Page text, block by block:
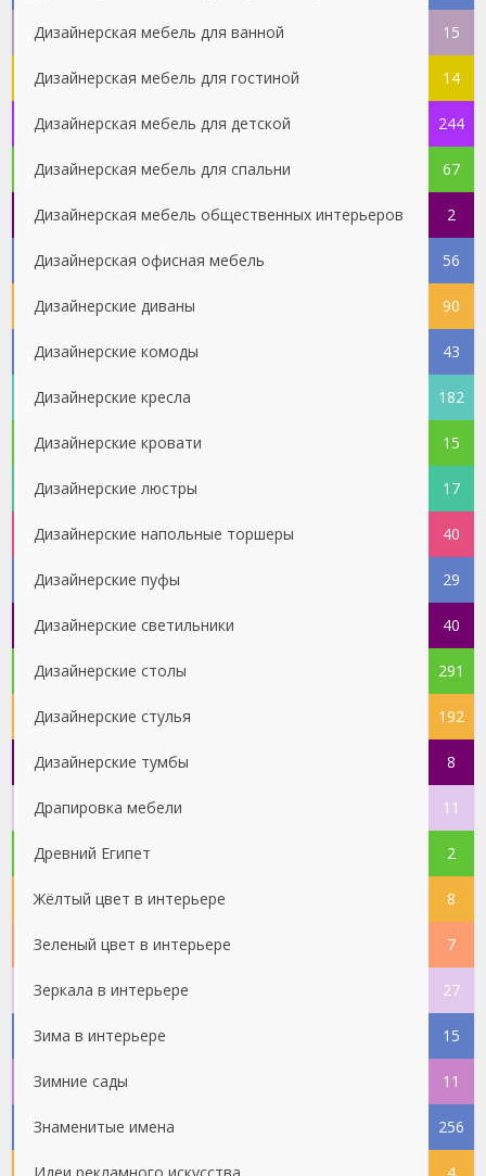
Дизайнерская мебель для ванной 15
Дизайнерская мебель для гостиной 14
Дизайнерская мебель для детской 244
Дизайнерская мебель для спальни 67
Дизайнерская мебель общественных интерьеров 2
Дизайнерская офисная мебель 56
Дизайнерские диваны 90
Дизайнерские комоды 43
Дизайнерские кресла 182
Дизайнерские кровати 15
Дизайнерские люстры 17
Дизайнерские напольные торшеры 40
Дизайнерские пуфы 29
Дизайнерские светильники 40
Дизайнерские столы 291
Дизайнерские стулья 192
Дизайнерские тумбы 8
Драпировка мебели 11
Древний Египет 2
Жёлтый цвет в интерьере 8
Зеленый цвет в интерьере 7
Зеркала в интерьере 27
Зима в интерьере 15
Зимние сады 11
Знаменитые имена 256